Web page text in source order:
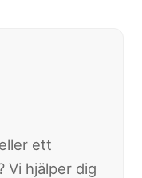
ett
Vi hjälper dig